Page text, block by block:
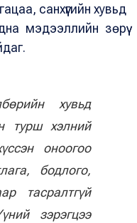
санхүүгийн хувьд
мэдээллийн зөрүү
хувьд
турш хэлний
оноогоо
бодлого,
тасралтгүй
зэрэгцээ